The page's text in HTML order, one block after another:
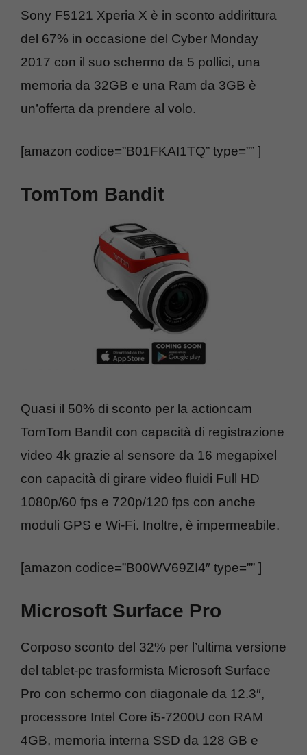
Sony F5121 Xperia X è in sconto addirittura
del 67% in occasione del Cyber Monday
2017 con il suo schermo da 5 pollici, una
memoria da 32GB e una Ram da 3GB è
un’offerta da prendere al volo.
[amazon codice=”B01FKAI1TQ” type=”” ]
TomTom Bandit
Quasi il 50% di sconto per la actioncam
TomTom Bandit con capacità di registrazione
video 4k grazie al sensore da 16 megapixel
con capacità di girare video fluidi Full HD
1080p/60 fps e 720p/120 fps con anche
moduli GPS e Wi-Fi. Inoltre, è impermeabile.
[amazon codice=”B00WV69ZI4″ type=”” ]
Microsoft Surface Pro
Corposo sconto del 32% per l’ultima versione
del tablet-pc trasformista Microsoft Surface
Pro con schermo con diagonale da 12.3″,
processore Intel Core i5-7200U con RAM
4GB, memoria interna SSD da 128 GB e